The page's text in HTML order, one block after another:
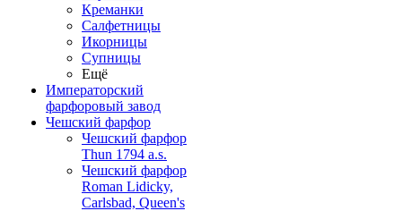
Креманки
Салфетницы
Икорницы
Супницы
Ещё
Императорский
фарфоровый завод
Чешский фарфор
Чешский фарфор
Thun 1794 a.s.
Чешский фарфор
Roman Lidicky,
Carlsbad, Queen's